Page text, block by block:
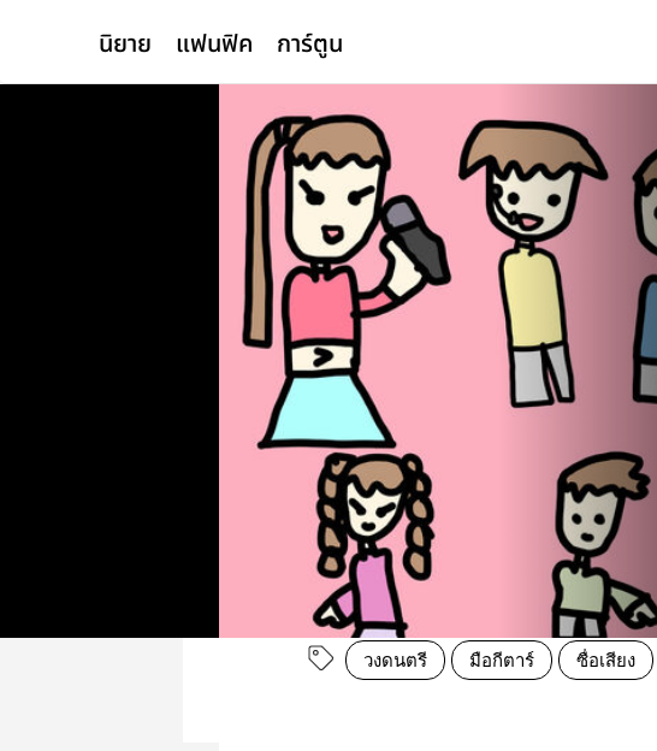
นิยาย แฟนฟิค การ์ตูน
วงดนตรี มือกีตาร์ ซื่อเสียง